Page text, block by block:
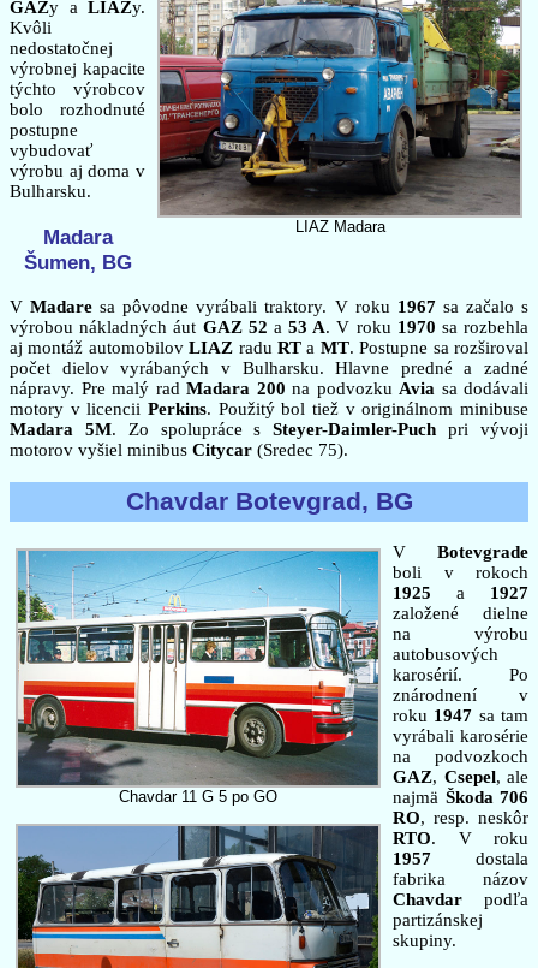
LIAZ Madara
GAZy a LIAZy.
Kvôli
nedostatočnej
výrobnej kapacite
týchto výrobcov
bolo rozhodnuté
postupne
vybudovať
výrobu aj doma v
Bulharsku.
Madara
Šumen, BG
VMadare sa pôvodne vyrábali traktory. V roku 1967sa začalo s
výrobou nákladných áut GAZ 52 a53 A. V roku 1970 sa rozbehla
aj montáž automobilovLIAZ raduRT a MT. Postupne sa rozširoval
počet dielov vyrábaných v Bulharsku. Hlavne predné a zadné
nápravy. Pre malý rad Madara 200 na podvozku Avia sa dodávali
motory v licencii Perkins. Použitý bol tiež v originálnom minibuse
Madara 5M. Zo spolupráce sSteyer-Daimler-Puch pri vývoji
motorov vyšiel minibus Citycar (Sredec 75).
Chavdar Botevgrad, BG
Chavdar 11 G 5 po GO
V Botevgrade
boli v rokoch
1925 a 1927
založené dielne
na výrobu
autobusových
karosérií. Po
znárodnení v
roku 1947 sa tam
vyrábali karosérie
na podvozkoch
GAZ, Csepel, ale
najmä Škoda 706
RO, resp. neskôr
RTO. V roku
1957 dostala
fabrika názov
Chavdar podľa
partizánskej
skupiny.